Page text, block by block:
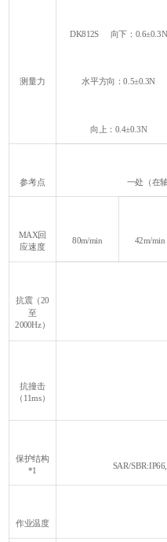
测量力
DK812S 向下：0.6±0.3N
水平方向：0.5±0.3N
向上：0.4±0.3N
参考点 一处（在
MAX回
应速度
80m/min 42m/min
抗震（20
至
2000Hz）
抗撞击
（11ms）
保护结构
*1
SAR/
作业温度